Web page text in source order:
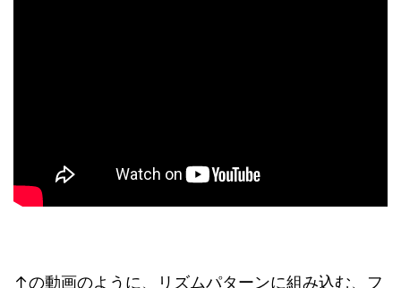
↑の動画のように、リズムパターンに組み込む、フ